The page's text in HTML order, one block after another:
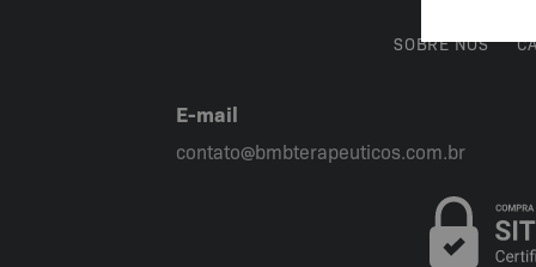
SOBRE NÓS
E-mail
contato@bmbterapeuticos.com.br